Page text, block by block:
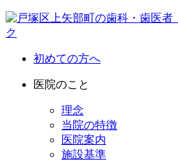
初めての方へ
医院のこと
理念
当院の特徴
医院案内
施設基準